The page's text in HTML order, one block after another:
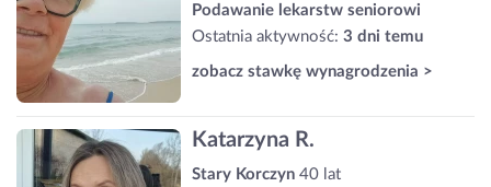
Podawanie lekarstw seniorowi
Ostatnia aktywność: 3 dni temu
zobacz stawkę wynagrodzenia >
Katarzyna R.
Stary Korczyn 40 lat